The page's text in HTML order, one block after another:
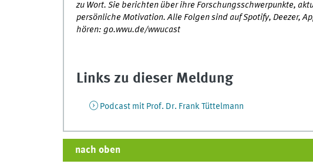
zu Wort. Sie berichten über ihre Forschungsschwerpunkte,
persönliche Motivation. Alle Folgen sind auf Spotify, Deezer,
hören: go.wwu.de/wwucast
Links zu dieser Meldung
Podcast mit Prof. Dr. Frank Tüttelmann
nach oben